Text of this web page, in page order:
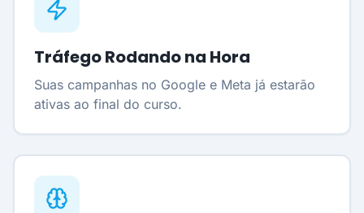
Tráfego Rodando na Hora
Suas campanhas no Google e Meta já estarão
ativas ao final do curso.